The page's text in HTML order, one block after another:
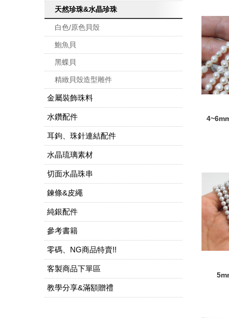
天然珍珠&水晶珍珠
白色/原色貝殼
鮑魚貝
黑蝶貝
精緻貝殼造型雕件
金屬裝飾珠料
水鑽配件
耳鉤、珠針連結配件
水晶琉璃素材
切面水晶珠串
鍊條&皮繩
純銀配件
參考書籍
零碼、NG商品特賣!!
客製商品下單區
教學分享&滿額贈禮